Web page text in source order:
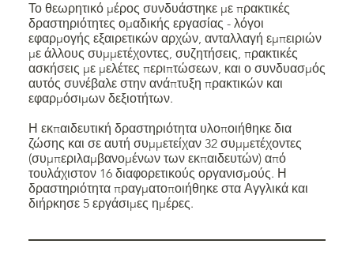
Το θεωρητικό μέρος συνδυάστηκε με πρακτικές
δραστηριότητες ομαδικής εργασίας - λόγοι
εφαρμογής εξαιρετικών αρχών, ανταλλαγή εμπειριών
με άλλους συμμετέχοντες, συζητήσεις, πρακτικές
ασκήσεις με μελέτες περιπτώσεων, και ο συνδυασμός
αυτός συνέβαλε στην ανάπτυξη πρακτικών και
εφαρμόσιμων δεξιοτήτων.
Η εκπαιδευτική δραστηριότητα υλοποιήθηκε δια
ζώσης και σε αυτή συμμετείχαν 32 συμμετέχοντες
(συμπεριλαμβανομένων των εκπαιδευτών) από
τουλάχιστον 16 διαφορετικούς οργανισμούς. Η
δραστηριότητα πραγματοποιήθηκε στα Αγγλικά και
διήρκησε 5 εργάσιμες ημέρες.